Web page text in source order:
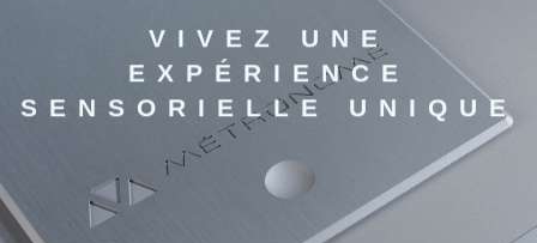
VIVEZ UNE
EXPÉRIENCE
SENSORIELLE UNIQUE